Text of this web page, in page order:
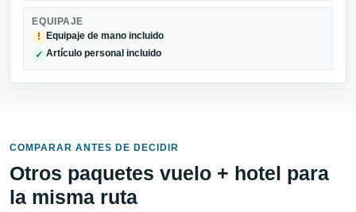
EQUIPAJE
!
Equipaje de mano incluido
✓ Artículo personal incluido
COMPARAR ANTES DE DECIDIR
Otros paquetes vuelo + hotel para
la misma ruta